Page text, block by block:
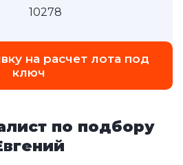
10278
на расчет лота под
ключ
по подбору